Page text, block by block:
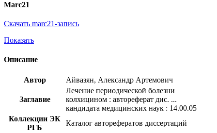
Marc21
Скачать marc21-запись
Показать
Описание
Автор Айвазян, Александр Артемович
Заглавие
Лечение периодической болезни
колхицином : автореферат дис. ...
кандидата медицинских наук : 14.00.05
Коллекции ЭК
РГБ
Каталог авторефератов диссертаций